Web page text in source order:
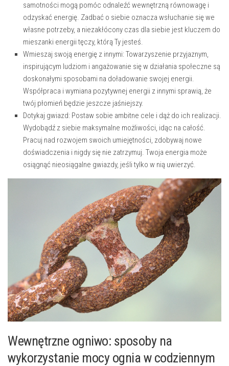
samotności⁤ mogą pomóc odnaleźć wewnętrzną równowagę i
odzyskać energię. Zadbać o ⁤siebie oznacza wsłuchanie się we
własne potrzeby, a niezakłócony czas dla siebie jest⁢ kluczem do
mieszanki energii tęczy, którą‍ Ty jesteś.
Wmieszaj swoją energię⁢ z innymi:‌ Towarzyszenie przyjaznym, ​
inspirującym ludziom i angażowanie się w działania społeczne są
doskonałymi sposobami na doładowanie swojej energii.
Współpraca i wymiana pozytywnej energii z innymi sprawią,​ że
twój płomień będzie jeszcze jaśniejszy.
Dotykaj gwiazd: Postaw sobie ambitne cele i dąż do ich realizacji.
Wydobądź z siebie maksymalne możliwości, idąc na całość.
Pracuj‌ nad rozwojem swoich umiejętności, zdobywaj nowe
doświadczenia i nigdy się ⁤nie zatrzymuj. Twoja ⁣energia może ​
osiągnąć nieosiągalne‌ gwiazdy, jeśli tylko w ⁢nią ⁢uwierzyć.
Wewnętrzne ogniwo: sposoby na
wykorzystanie mocy ognia w ‌codziennym